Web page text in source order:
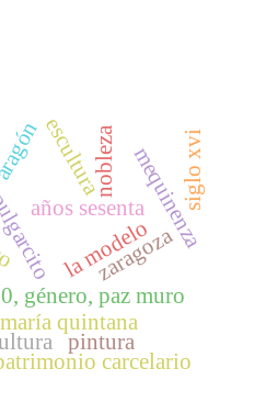
género, paz muro
años sesenta
aragón mequinenza
quintana
la modelo
carcelario
zaragoza
siglo xvi
escultura
pintura
nobleza